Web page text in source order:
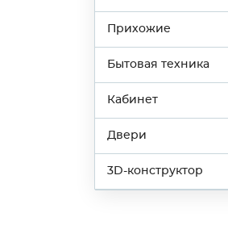
Прихожие
Бытовая техника
Кабинет
Двери
3D-конструктор